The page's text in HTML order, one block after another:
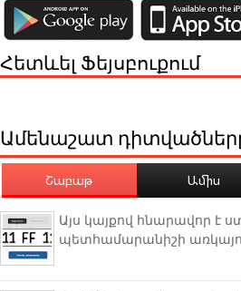
Հետևել Ֆեյսբուքում
Ամենաշատ
Շաբաթ Ամիս
Այս կայքով հնարավոր է
պետհամարանիշի